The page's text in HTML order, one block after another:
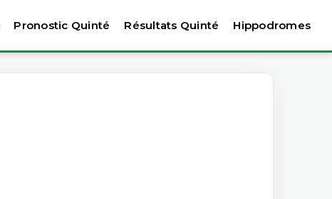
Pronostic Quinté Résultats Quinté Hippodromes